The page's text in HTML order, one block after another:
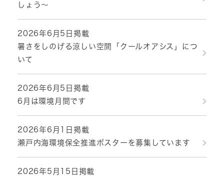
しょう～
2026年6月5日掲載
暑さをしのげる涼しい空間「クールオアシス」につ
いて
2026年6月5日掲載
6月は環境月間です
2026年6月1日掲載
瀬戸内海環境保全推進ポスターを募集しています
2026年5月15日掲載